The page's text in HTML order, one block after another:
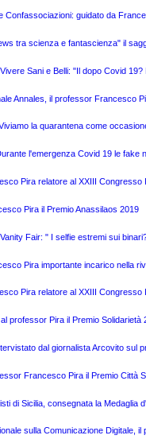
Confassociazioni: guidato da
tra scienza e fantascienza" il
Sani e Belli: "Il dopo Covid
Annales, il professor Francesco
la quarantena come
l'emergenza Covid 19 le fake
Pira relatore al XXIII Congresso
Pira il Premio Anassilaos 2019
Fair: " I selfie estremi sui
Pira importante incarico nella
Pira relatore al XXIII
professor Pira il Premio Solidarietà
dal giornalista Arcovito sul
Francesco Pira il Premio Città
di Sicilia, consegnata la Medaglia
sulla Comunicazione Digitale,